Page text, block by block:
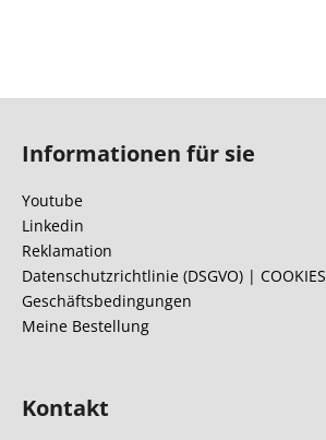
Informationen für sie
Youtube
Linkedin
Reklamation
Datenschutzrichtlinie (DSGVO) | COOKIES
Geschäftsbedingungen
Meine Bestellung
Kontakt